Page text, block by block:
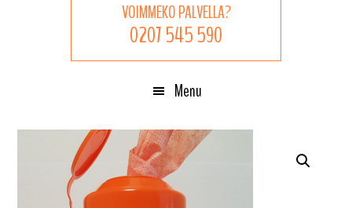
VOIMMEKO PALVELLA?
0207 545 590
Menu